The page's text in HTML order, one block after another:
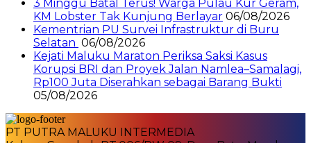
3 Minggu Batal Terus! Warga Pulau Kur Geram,
KM Lobster Tak Kunjung Berlayar 06/08/2026
Kementrian PU Survei Infrastruktur di Buru
Selatan 06/08/2026
Kejati Maluku Maraton Periksa Saksi Kasus
Korupsi BRI dan Proyek Jalan Namlea–Samalagi,
Rp100 Juta Diserahkan sebagai Barang Bukti
05/08/2026
PT PUTRA MALUKU INTERMEDIA